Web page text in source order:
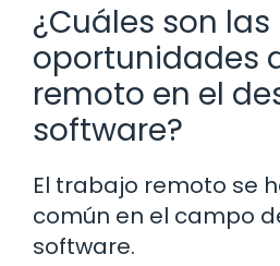
¿Cuáles son las
oportunidades
remoto en el
software?
El trabajo remoto se
común en el campo
software.